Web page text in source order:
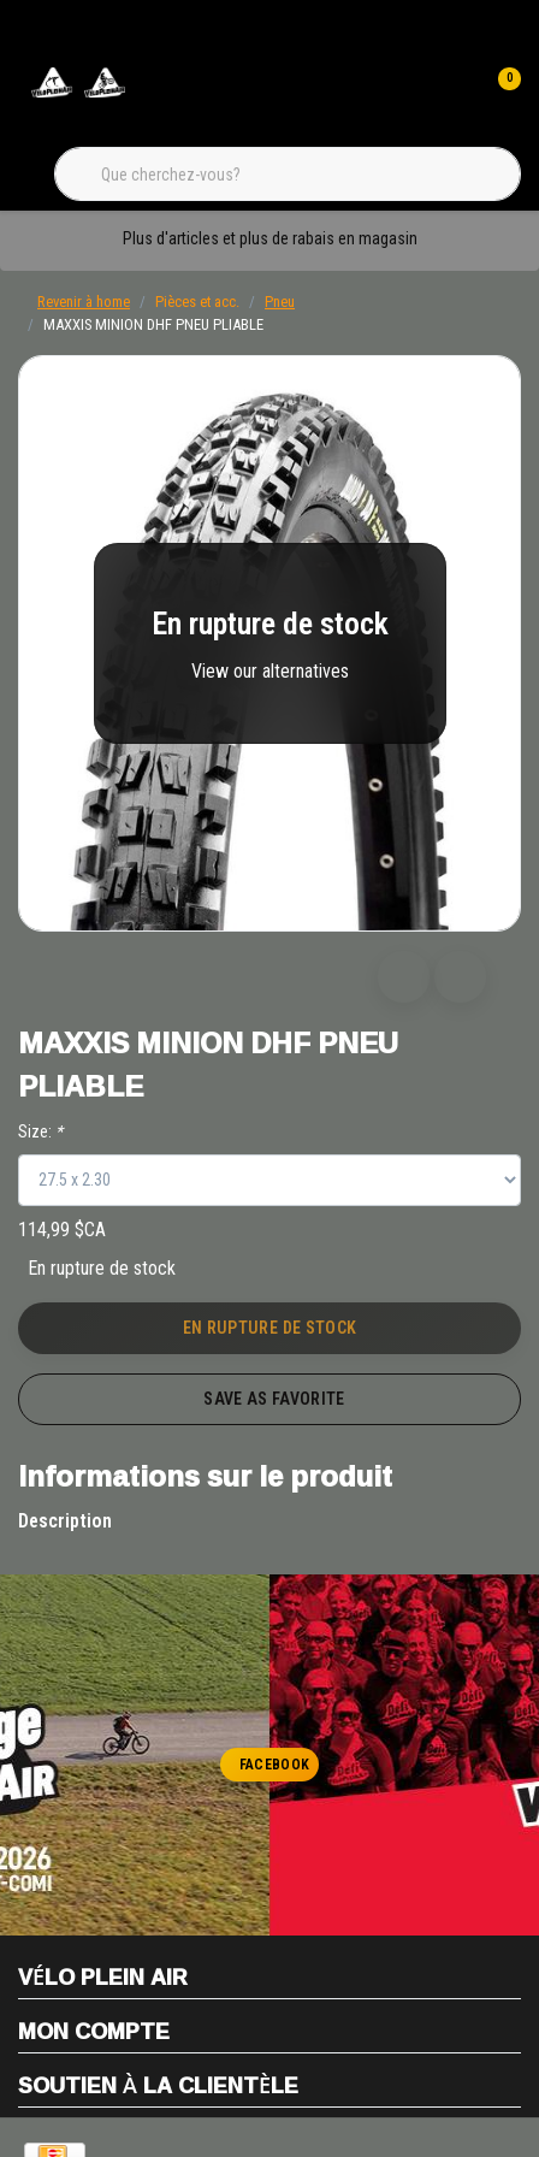
0
Plus d'articles et plus de rabais en magasin
Revenir à home Pièces et acc.
Pneu
MAXXIS MINION DHF PNEU PLIABLE
En rupture de stock
View our alternatives
MAXXIS MINION DHF PNEU
PLIABLE
Size: *
114,99 $CA
En rupture de stock
EN RUPTURE DE STOCK
SAVE AS FAVORITE
Informations sur le produit
Description
FACEBOOK
VÉLO PLEIN AIR
MON COMPTE
SOUTIEN À LA CLIENTÈLE